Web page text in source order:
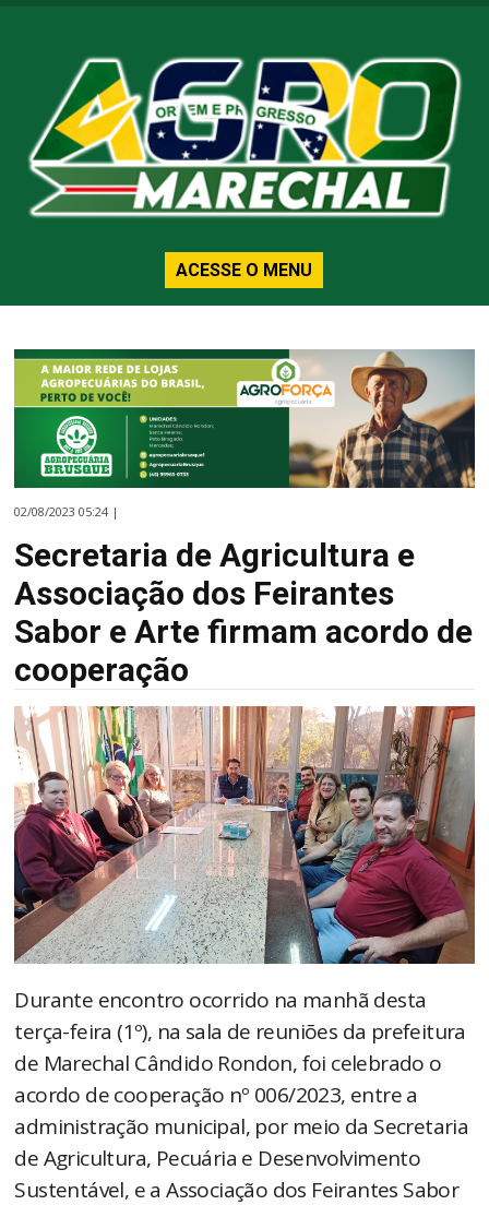
ACESSE O MENU
02/08/2023 05:24 |
Secretaria de Agricultura e
Associação dos Feirantes
Sabor e Arte firmam acordo de
cooperação
Durante encontro ocorrido na manhã desta
terça-feira (1º), na sala de reuniões da prefeitura
de Marechal Cândido Rondon, foi celebrado o
acordo de cooperação nº 006/2023, entre a
administração municipal, por meio da Secretaria
de Agricultura, Pecuária e Desenvolvimento
Sustentável, e a Associação dos Feirantes Sabor